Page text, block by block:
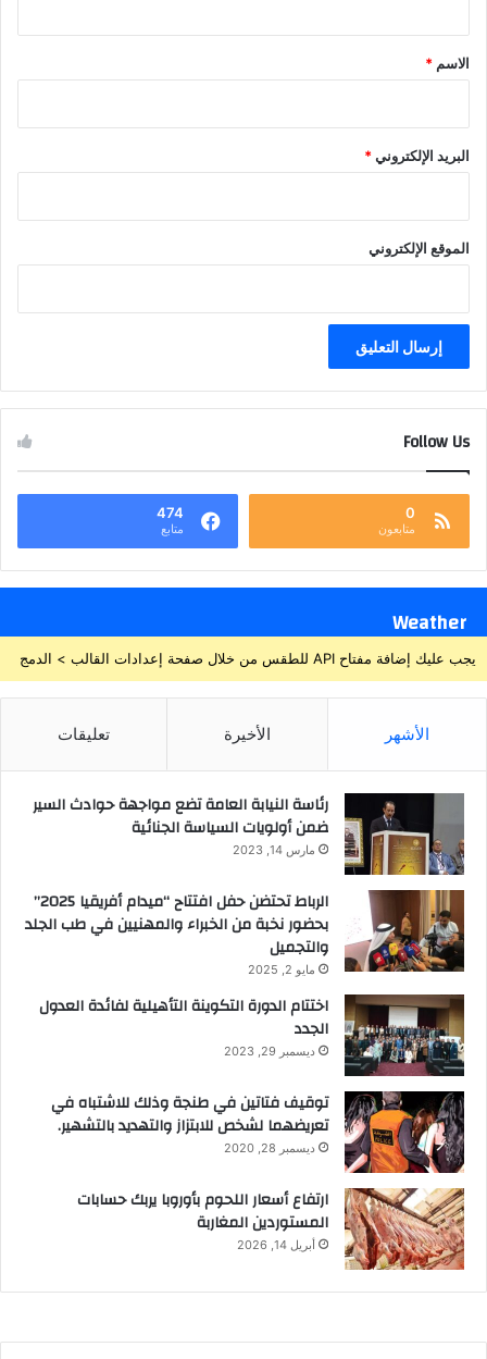
*
الاسم *
البريد الإلكتروني*
الموقع الإلكتروني
Follow Us
0
متابعون
474
متابع
Weather
يجب عليك إضافة مفتاح API للطقس من خلال صفحة إعدادات القالب > الدمج
الأشهر الأخيرة تعليقات
رئاسة النيابة العامة تضع مواجهة حوادث السير
ضمن أولويات السياسة الجنائية
مارس 14, 2023
الرباط تحتضن حفل افتتاح “ميدام أفريقيا 2025”
بحضور نخبة من الخبراء والمهنيين في طب الجلد
والتجميل
مايو 2, 2025
اختتام الدورة التكوينة التأهيلية لفائدة العدول
الجدد
ديسمبر 29, 2023
توقيف فتاتين في طنجة وذلك للاشتباه في
تعريضهما لشخص للابتزاز والتهديد بالتشهير.
ديسمبر 28, 2020
ارتفاع أسعار اللحوم بأوروبا يربك حسابات
المستوردين المغاربة
أبريل 14, 2026